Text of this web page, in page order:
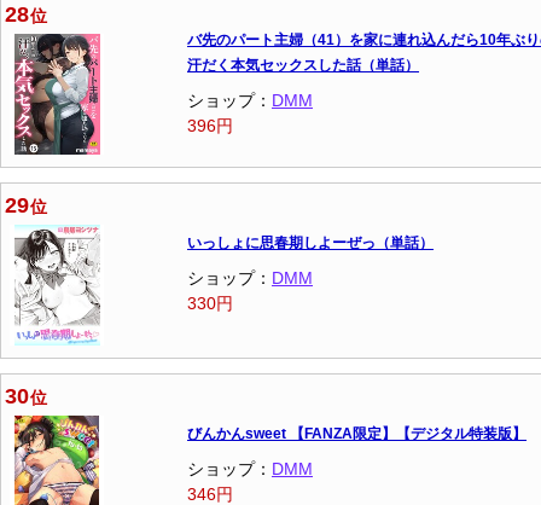
28位
バ先のパート主婦（41）を家に連れ込んだら10年ぶ
汗だく本気セックスした話（単話）
ショップ： DMM
396円
29位
いっしょに思春期しよーぜっ（単話）
ショップ： DMM
330円
30位
びんかんsweet 【FANZA限定】【デジタル特装版】
ショップ： DMM
346円